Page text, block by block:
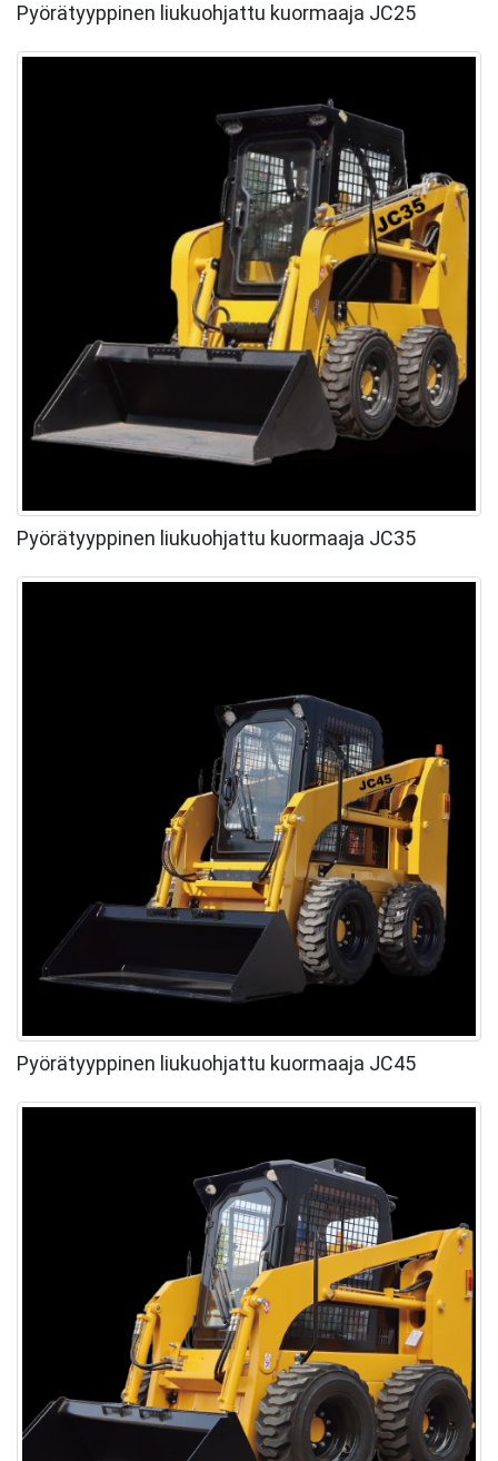
Pyörätyyppinen liukuohjattu kuormaaja JC25
Pyörätyyppinen liukuohjattu kuormaaja JC35
Pyörätyyppinen liukuohjattu kuormaaja JC45